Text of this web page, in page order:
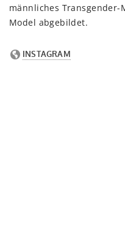
männliches
Model abgebildet.